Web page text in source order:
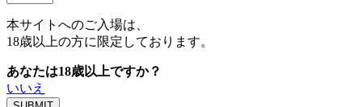
本サイトへのご入場は、
18歳以上の方に限定しております。
あなたは18歳以上ですか？
いいえ